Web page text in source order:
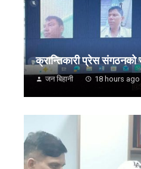
क्रान्तिकारी प्रेस
जन बिहानी 18 hours ago